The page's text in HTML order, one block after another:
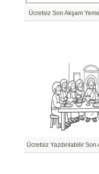
Ücretsiz Son Akşam
Ücretsiz Yazdırılabilir